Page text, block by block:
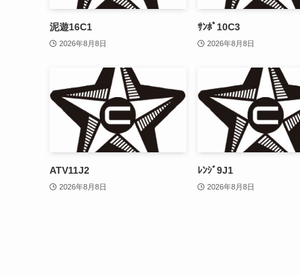
泥遊16C1
2026年8月8日
ｻﾝﾎﾟ10C3
2026年8月8日
ATV11J2
2026年8月8日
ﾚﾝｼﾞ9J1
2026年8月8日